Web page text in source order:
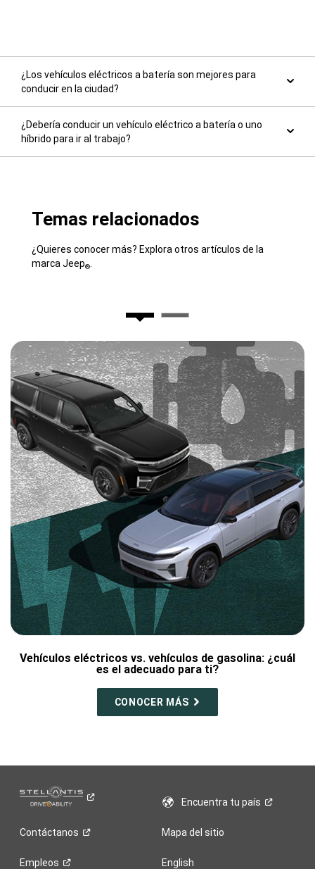
¿Los vehículos eléctricos a batería son mejores para
conducir en la ciudad?
¿Debería conducir un vehículo eléctrico a batería o uno
híbrido para ir al trabajo?
Temas relacionados
¿Quieres conocer más? Explora otros artículos de la
marca Jeep®
Vehículos eléctricos vs. vehículos de gasolina: ¿cuál
es el adecuado para ti?
CONOCER MÁS
Encuentra tupaís
Contáctanos Mapa del sitio
Empleos English